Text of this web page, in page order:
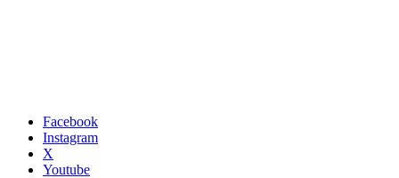
Facebook
Instagram
X
Youtube